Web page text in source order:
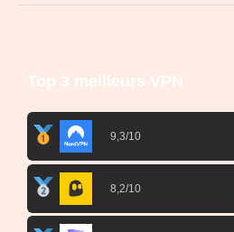
Top 3 meilleurs VPN
9,3/10
8,2/10